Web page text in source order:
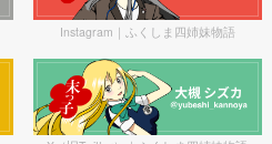
Instagram｜ふくしま四姉妹物語